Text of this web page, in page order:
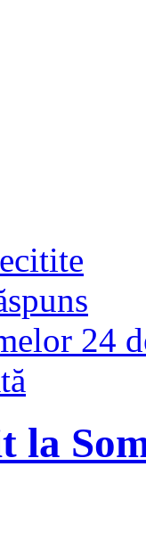
24
la